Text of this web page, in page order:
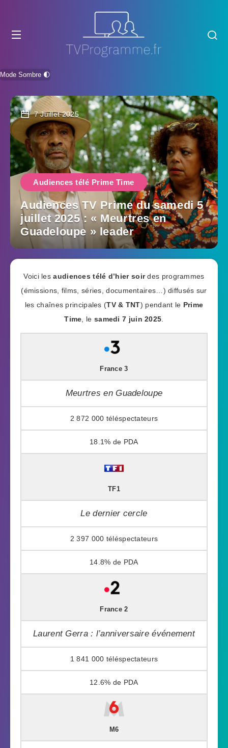
Mode Sombre 🌓
7 Juillet 2025
Audiences télé Prime Time
Audiences TV Prime du samedi 5
juillet 2025 : « Meurtres en
Guadeloupe » leader
Voici lesaudiences télé d’hier soirdes programmes
(émissions, films, séries, documentaires…) diffusés sur
les chaînes principales (TV & TNT) pendant le Prime
Time , le samedi 7 juin 2025
France 3
Meurtres en Guadeloupe
2 872 000
18.1%
TF1
Le dernier cercle
2 397 000
14.8%
France 2
Laurent Gerra : l’anniversaire événement
1 841 000
12.6%
M6